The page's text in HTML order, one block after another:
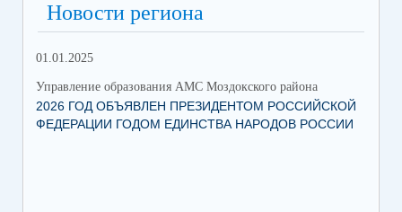
Новости региона
01.01.2025
Управление образования АМС Моздокского района
2026 ГОД ОБЪЯВЛЕН ПРЕЗИДЕНТОМ РОССИЙСКОЙ
ФЕДЕРАЦИИ ГОДОМ ЕДИНСТВА НАРОДОВ РОССИИ